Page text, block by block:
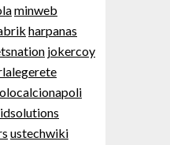
minweb
harpanas
jokercoy
ustechwiki